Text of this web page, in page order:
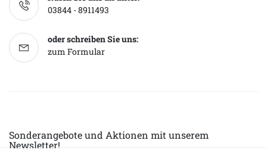
03844 - 8911493
oder schreiben Sie uns:
zum Formular
Sonderangebote und Aktionen mit unserem
Newsletter!